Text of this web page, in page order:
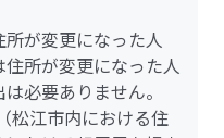
所が変更になった人
住所が変更になった人
必要ありません。
松江市内における住